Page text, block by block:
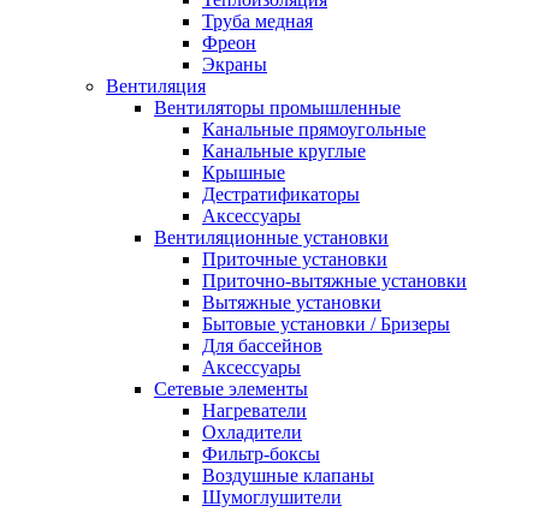
Труба медная
Фреон
Экраны
Вентиляция
Вентиляторы промышленные
Канальные прямоугольные
Канальные круглые
Крышные
Дестратификаторы
Аксессуары
Вентиляционные установки
Приточные установки
Приточно-вытяжные установки
Вытяжные установки
Бытовые установки / Бризеры
Для бассейнов
Аксессуары
Сетевые элементы
Нагреватели
Охладители
Фильтр-боксы
Воздушные клапаны
Шумоглушители